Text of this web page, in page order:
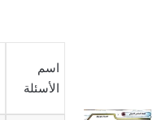
اسم
الأسئلة